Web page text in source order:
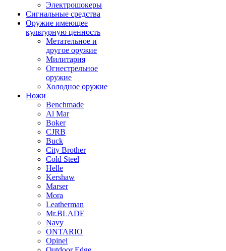
Электрошокеры
Сигнальные средства
Оружие имеющее
культурную ценность
Метательное и
другое оружие
Милитария
Огнестрельное
оружие
Холодное оружие
Ножи
Benchmade
Al Mar
Boker
CJRB
Buck
City Brother
Cold Steel
Helle
Kershaw
Marser
Mora
Leatherman
Mr.BLADE
Navy
ONTARIO
Opinel